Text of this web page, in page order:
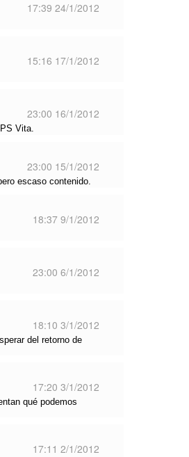
17:39 24/1/2012
15:16 17/1/2012
23:00 16/1/2012
Vita.
23:00 15/1/2012
escaso contenido.
18:37 9/1/2012
23:00 6/1/2012
18:10 3/1/2012
del retorno de
17:20 3/1/2012
qué podemos
17:11 2/1/2012